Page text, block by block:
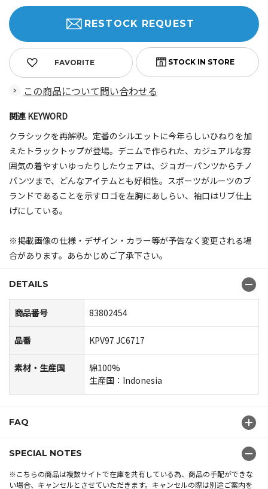
FAVORITE
RESTOCK REQUEST
この商品について問い合わせる
関連 KEYWORD
クラシックを再解釈。定番のシルエットに今年らしいひねりを加
えたトラックトップが登場。デニムで作られた、カジュアルな雰
囲気の着やすいゆったりしたウェアは、ジョガーパンツからチノ
パンツまで、どんなアイテムとも好相性。スポーツがルーツのブ
ランドであることを示すロゴを左胸にあしらい、袖口はリブ仕上
げにしている。
※掲載画像の仕様・デザイン・カラー等が予告なく変更される場
合があります。あらかじめご了承下さい。
DETAILS
商品番号 83802454
品番 KPV97 JC6717
素材・生産国
綿100%
生産国：Indonesia
FAQ
SPECIAL NOTES
※こちらの商品は複数サイトで在庫を共有している為、商品の手配ができな
い場合、キャンセルとさせていただきます。キャンセルの際は別途ご案内を